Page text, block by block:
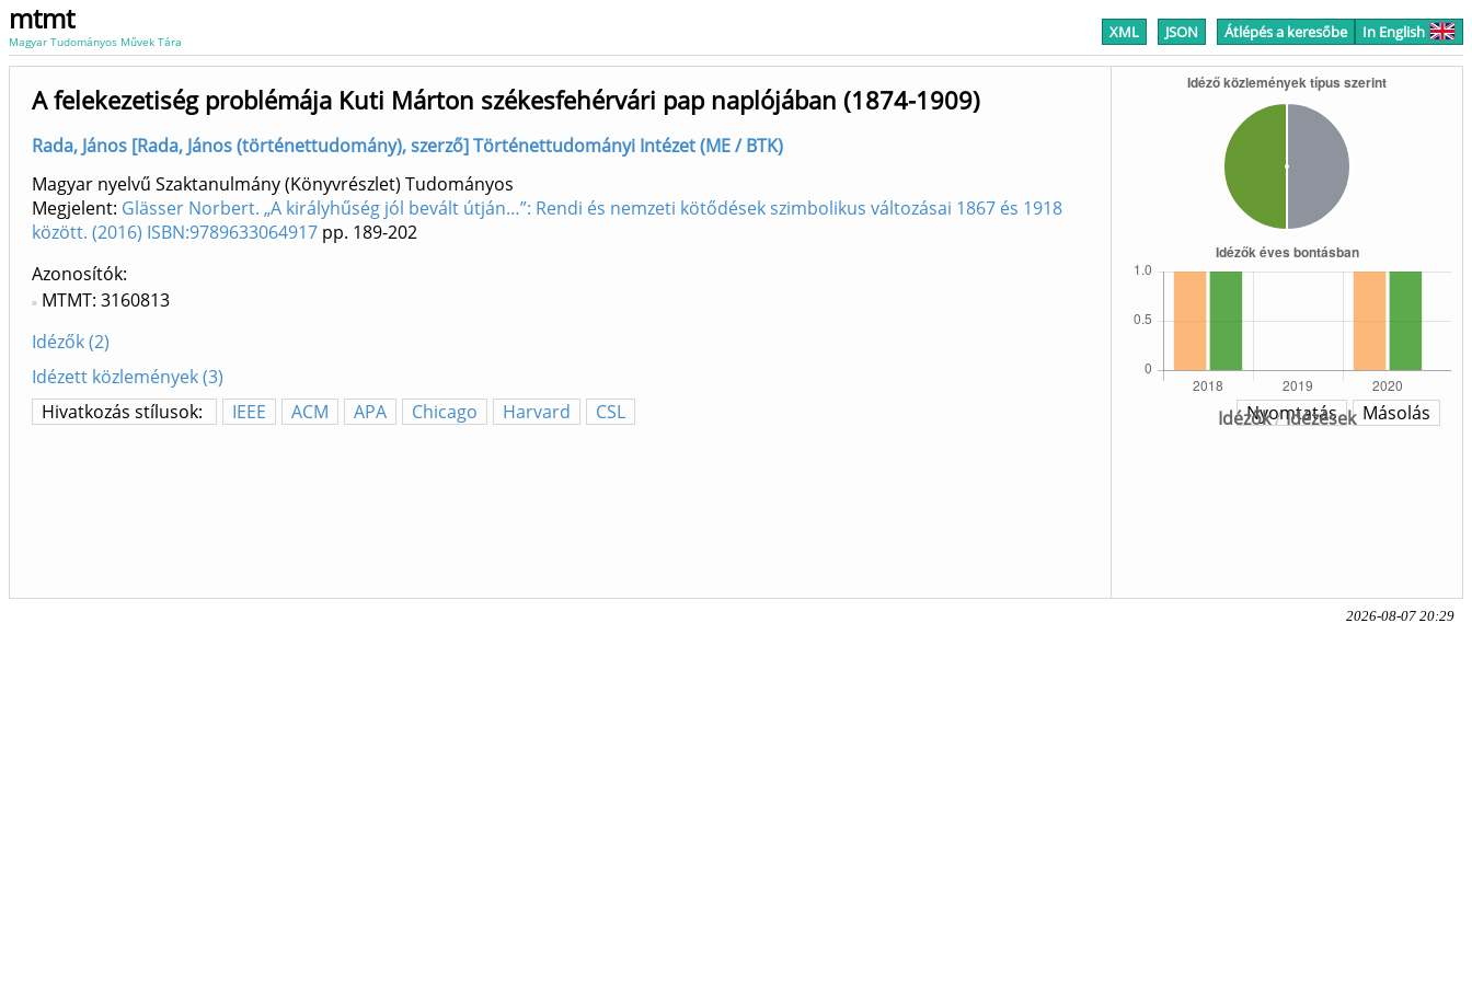
mtmt
Magyar Tudományos Művek Tára XML JSON Átlépés a keresőbe In English
Idézők/Idézések
A felekezetiség problémája Kuti Márton székesfehérvári pap naplójában (1874-1909)
Rada, János [Rada, János (történettudomány), szerző] Történettudományi Intézet (ME / BTK)
Magyar nyelvű Szaktanulmány (Könyvrészlet) Tudományos
Megjelent: Glässer Norbert. „A királyhűség jól bevált útján…”: Rendi és nemzeti kötődések szimbolikus változásai 1867 és 1918
között. (2016) ISBN:9789633064917 pp. 189-202
Azonosítók
MTMT: 3160813
Idézők (2)
Idézett közlemények (3)
Hivatkozás stílusok:
IEEE ACM APA Chicago Harvard CSL Másolás
Nyomtatás
2026-08-07 20:29